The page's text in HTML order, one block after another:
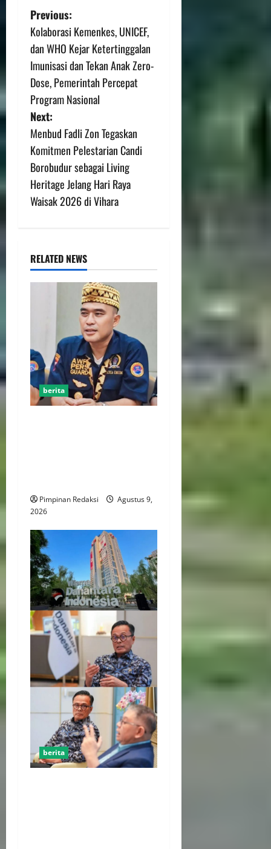
Previous:
Kolaborasi Kemenkes, UNICEF,
dan WHO Kejar Ketertinggalan
Imunisasi dan Tekan Anak Zero-
Dose, Pemerintah Percepat
Program Nasional
Next:
Menbud Fadli Zon Tegaskan
Komitmen Pelestarian Candi
Borobudur sebagai Living
Heritage Jelang Hari Raya
Waisak 2026 di Vihara
RELATED NEWS
berita
Pimpinan Redaksi
Agustus 9,
2026
berita